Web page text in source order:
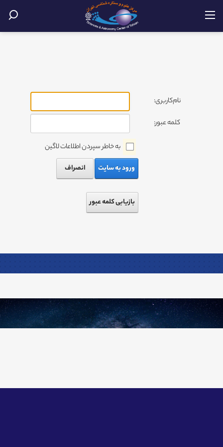
نام‌کاربری:
کلمه عبور:
به خاطر سپردن اطلاعات لاگین
ورود به سایت
انصراف
بازیابی کلمه عبور